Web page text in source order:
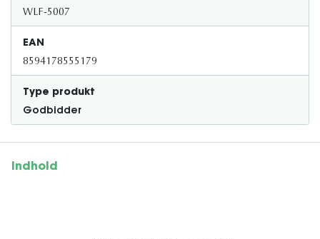
WLF-5007
EAN
8594178555179
Type produkt
Godbidder
Indhold